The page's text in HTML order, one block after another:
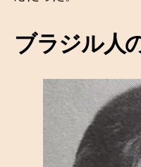
ブラジル人